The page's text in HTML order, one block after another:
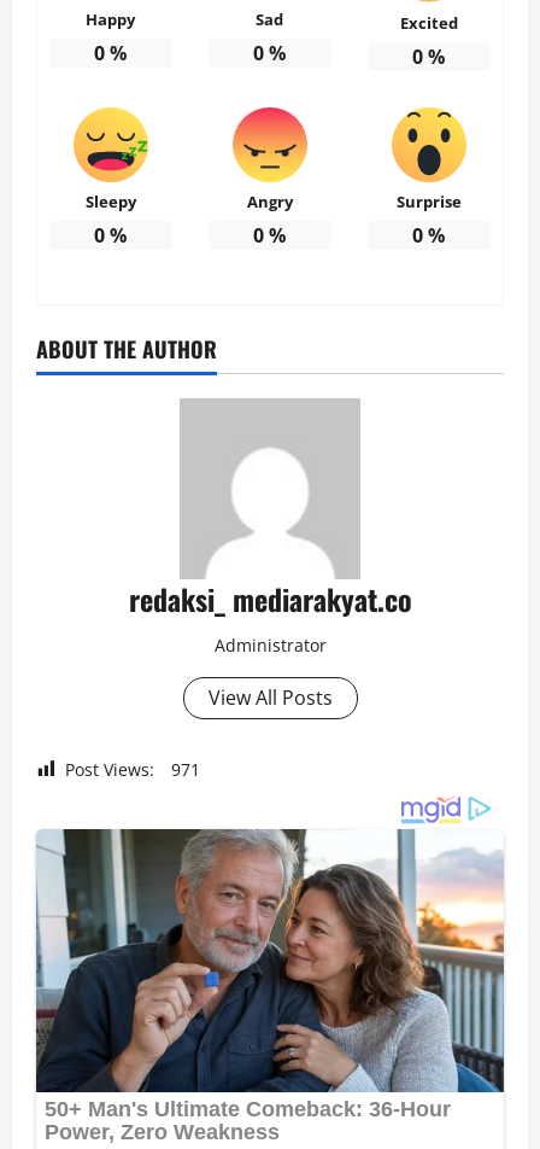
Happy
0%
Sad
0%
Excited
0%
Sleepy
0%
Angry
0%
Surprise
0%
ABOUT THE AUTHOR
redaksi_ mediarakyat.co
Administrator
View All Posts
Post Views: 971